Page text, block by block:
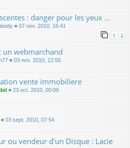
: danger pour les yeux ...
« 07 nov. 2010, 16:41
1 2
un webmarchand
« 03 nov. 2010, 12:55
vente immobiliere
« 23 oct. 2010, 00:09
« 03 sept. 2010, 07:54
ou vendeur d'un Disque : Lacie